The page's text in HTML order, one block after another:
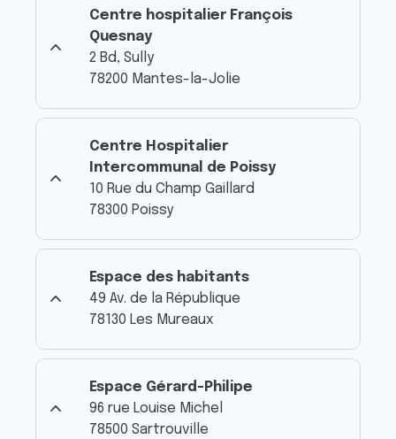
Centre hospitalier François
Quesnay
2 Bd, Sully
78200 Mantes-la-Jolie
Centre Hospitalier
Intercommunal de Poissy
10 Rue du Champ Gaillard
78300 Poissy
Espace des habitants
49 Av. de la République
78130 Les Mureaux
Espace Gérard-Philipe
96 rue Louise Michel
78500 Sartrouville